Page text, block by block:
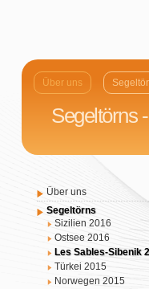
Über uns
Segeltörns
Über uns
Segeltörns
Sizilien 2016
Ostsee 2016
Les Sables-Sibenik
Türkei 2015
Norwegen 2015